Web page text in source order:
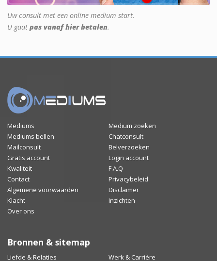
Uw consult met een online medium start.
U gaat pas vanaf hier betalen.
Mediums
Medium zoeken
Mediums bellen
Chatconsult
Mailconsult
Belverzoeken
Gratis account
Login account
Kwaliteit
F.A.Q
Contact
Privacybeleid
Algemene voorwaarden
Disclaimer
Klacht
Inzichten
Over ons
Bronnen & sitemap
Liefde & Relaties Werk & Carrière